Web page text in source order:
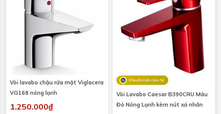
Vòi lavabo chậu rửa mặt Viglacera
VG168 nóng lạnh
1.250.000₫
Khuyến mãi mùa hè
Vòi Lavabo Caesar B390CRU Màu
Đỏ Nóng Lạnh kèm nút xả nhấn